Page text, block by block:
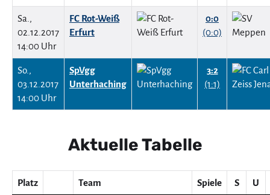
Sa.,
02.12.2017
14:00 Uhr
FC Rot-Weiß
Erfurt
0:0
(0:0)
So.,
03.12.2017
14:00 Uhr
SpVgg
Unterhaching
3:2
(1:1)
Aktuelle Tabelle
Platz Team Spiele S U